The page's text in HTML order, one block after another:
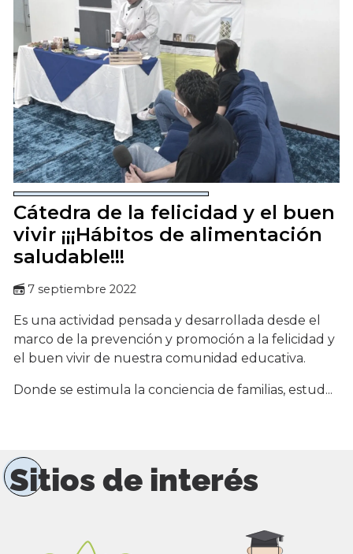
Cátedra de la felicidad y el buen
vivir ¡¡¡Hábitos de alimentación
saludable!!!
7 septiembre 2022
Es una actividad pensada y desarrollada desde el
marco de la prevención y promoción a la felicidad y
el buen vivir de nuestra comunidad educativa.
Donde se estimula la conciencia de familias, estud...
Sitios de interés